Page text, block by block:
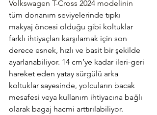
Volkswagen T-Cross 2024 modelinin
tüm donanım seviyelerinde tıpkı
makyaj öncesi olduğu gibi koltuklar
farklı ihtiyaçları karşılamak için son
derece esnek, hızlı ve basit bir şekilde
ayarlanabiliyor. 14 cm’ye kadar ileri-geri
hareket eden yatay sürgülü arka
koltuklar sayesinde, yolcuların bacak
mesafesi veya kullanım ihtiyacına bağlı
olarak bagaj hacmi arttırılabiliyor.